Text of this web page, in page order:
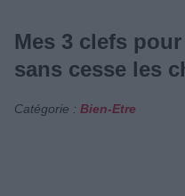
Mes 3 clefs
sans cesse les
Catégorie : Bien-Etre